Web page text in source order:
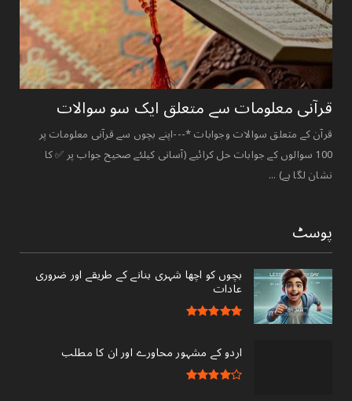
قرآنی ‏معلومات ‏سے ‏متعلق ‏ایک ‏سو ‏سوالات ‏
قرآن کے متعلق سوالات وجوابات *---اپنے بچوں سے قرآنی معلومات پر
100 سوالوں کے جوابات حل کرائیے (آسانی کیلئے صحیح جواب پر ✅ کا
نشان لگا ہے) ...
پوسٹ
بچوں کو اچھا شہری بنانے کے طریقے اور ضروری
عادات
اردو کے مشہور محاورے اور ان کا مطلب